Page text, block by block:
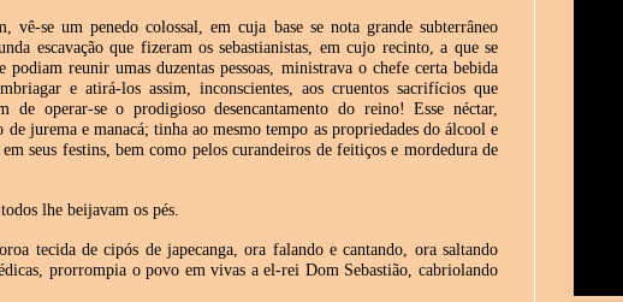
vê-se um penedo colossal, em cuja base se nota grande subterrâneo
escavação que fizeram os sebastianistas, em cujo recinto, a que se
podiam reunir umas duzentas pessoas, ministrava o chefe certa bebida
e atirá-los assim, inconscientes, aos cruentos sacrifícios que
de operar-se o prodigioso desencantamento do reino! Esse néctar,
jurema e manacá; tinha ao mesmo tempo as propriedades do álcool e
seus festins, bem como pelos curandeiros de feitiços e mordedura de
lhe beijavam os pés.
tecida de cipós de japecanga, ora falando e cantando, ora saltando
prorrompia o povo em vivas a el-rei Dom Sebastião, cabriolando